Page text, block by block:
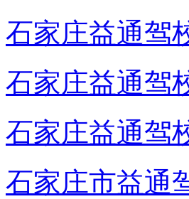
石家庄益通驾
石家庄益通驾
石家庄益通驾
石家庄市益通